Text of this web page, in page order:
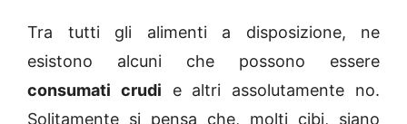
Tra tutti gli alimenti a disposizione, ne
esistono alcuni che possono essere
consumati crudi e altri assolutamente no.
Solitamente si pensa che, molti cibi, siano